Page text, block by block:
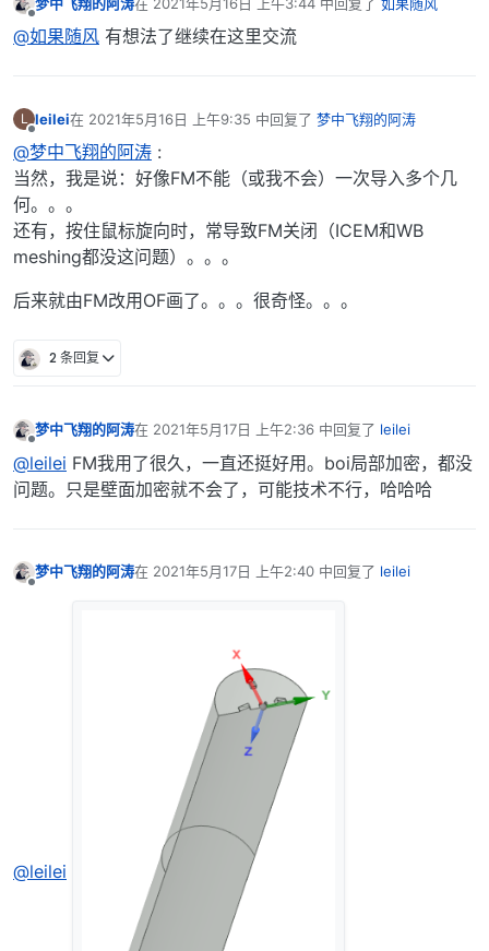
最后由 编辑
@如果随风 有想法了继续在这里交流
L
离线
leilei在 2021年5月16日 上午9:35 中回复了 梦中飞翔的阿涛
最后由 编辑
@梦中飞翔的阿涛 :
当然，我是说：好像FM不能（或我不会）一次导入多个几
何。。。
还有，按住鼠标旋向时，常导致FM关闭（ICEM和WB
meshing都没这问题）。。。
后来就由FM改用OF画了。。。很奇怪。。。
2 条回复
梦中飞翔的阿涛在 2021年5月17日 上午2:36 中回复了 leilei
最后由 编辑
@leilei FM我用了很久，一直还挺好用。boi局部加密，都没
问题。只是壁面加密就不会了，可能技术不行，哈哈哈
梦中飞翔的阿涛在 2021年5月17日 上午2:40 中回复了 leilei
最后由 编辑
@leilei